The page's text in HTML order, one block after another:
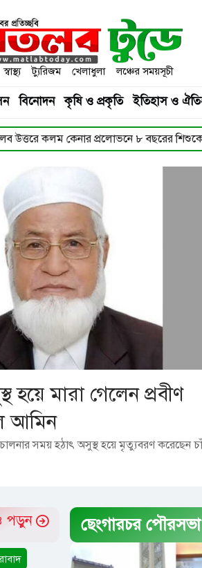
স্বাস্থ্য ট্যুরিজম খেলাধুলা লঞ্চের সময়সূচী
বিনোদন কৃষি ও প্রকৃতি ইতিহাস ও
৮ বছরের শিশুকে ধর্ষণচেষ্টা ➜
মারা গেলেন প্রবীণ
আমিন
সময় হঠাৎ অসুস্থ হয়ে মৃত্যুবরণ করেছেন
পড়ুন ছেংগারচর পৌরসভা